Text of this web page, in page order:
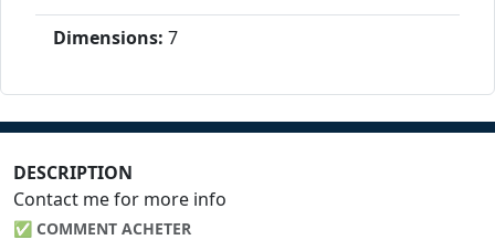
Dimensions: 7
DESCRIPTION
Contact me for more info
✅ COMMENT ACHETER